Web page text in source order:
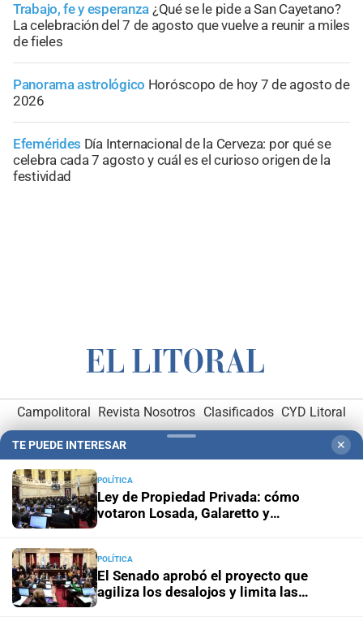
Trabajo, fe y esperanza ¿Qué se le pide a San Cayetano?
La celebración del 7 de agosto que vuelve a reunir a miles
de fieles
Panorama astrológico Horóscopo de hoy 7 de agosto de
2026
Efemérides Día Internacional de la Cerveza: por qué se
celebra cada 7 agosto y cuál es el curioso origen de la
festividad
Campolitoral Revista Nosotros Clasificados CYD Litoral
Podcasts Mirador Provincial VivíMejor SF
Puerto Negocios
Notife Educacion SF
Hemeroteca Digital (1930-1979)-Receptorías de avisos
Administración y Publicidad
TE PUEDE INTERESAR ✕
POLÍTICA
Ley de Propiedad Privada: cómo
votaron Losada, Galaretto y
POLÍTICA
El Senado aprobó el proyecto que
agiliza los desalojos y limita las